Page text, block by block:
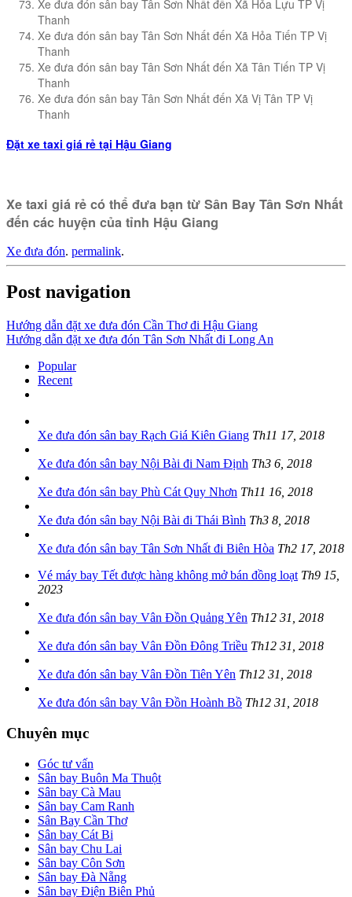
Xe đưa đón sân bay Tân Sơn Nhất đến Xã Hỏa Lựu TP Vị
Thanh
Xe đưa đón sân bay Tân Sơn Nhất đến Xã Hỏa Tiến TP Vị
Thanh
Xe đưa đón sân bay Tân Sơn Nhất đến Xã Tân Tiến TP Vị
Thanh
Xe đưa đón sân bay Tân Sơn Nhất đến Xã Vị Tân TP Vị
Thanh
Đặt xe taxi giá rẻ tại Hậu Giang
Xe taxi giá rẻ có thể đưa bạn từ Sân Bay Tân Sơn Nhất
đến các huyện của tỉnh Hậu Giang
Xe đưa đón. permalink.
Post navigation
Hướng dẫn đặt xe đưa đón Cần Thơ đi Hậu Giang
Hướng dẫn đặt xe đưa đón Tân Sơn Nhất đi Long An
Popular
Recent
Xe đưa đón sân bay Rạch Giá Kiên Giang Th11 17, 2018
Xe đưa đón sân bay Nội Bài đi Nam Định Th3 6, 2018
Xe đưa đón sân bay Phù Cát Quy Nhơn Th11 16, 2018
Xe đưa đón sân bay Nội Bài đi Thái Bình Th3 8, 2018
Xe đưa đón sân bay Tân Sơn Nhất đi Biên Hòa Th2 17, 2018
Vé máy bay Tết được hàng không mở bán đồng loạt Th9 15,
2023
Xe đưa đón sân bay Vân Đồn Quảng Yên Th12 31, 2018
Xe đưa đón sân bay Vân Đồn Đông Triều Th12 31, 2018
Xe đưa đón sân bay Vân Đồn Tiên Yên Th12 31, 2018
Xe đưa đón sân bay Vân Đồn Hoành Bồ Th12 31, 2018
Chuyên mục
Góc tư vấn
Sân bay Buôn Ma Thuột
Sân bay Cà Mau
Sân bay Cam Ranh
Sân Bay Cần Thơ
Sân bay Cát Bi
Sân bay Chu Lai
Sân bay Côn Sơn
Sân bay Đà Nẵng
Sân bay Điện Biên Phủ